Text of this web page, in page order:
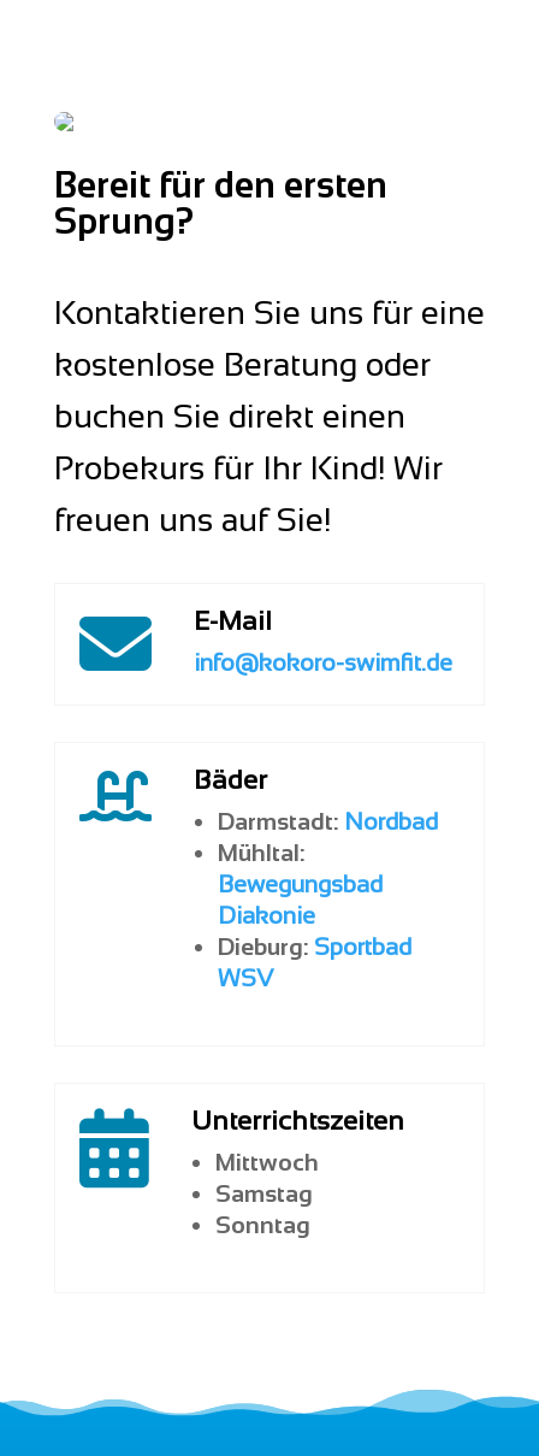
Bereit für den ersten
Sprung?
Kontaktieren Sie uns für eine
kostenlose Beratung oder
buchen Sie direkt einen
Probekurs für Ihr Kind! Wir
freuen uns auf Sie!
 E-Mail
info@kokoro-swimfit.de
 Bäder
Darmstadt: Nordbad
Mühltal:
Bewegungsbad
Diakonie
Dieburg: Sportbad
WSV
 Unterrichtszeiten
Mittwoch
Samstag
Sonntag